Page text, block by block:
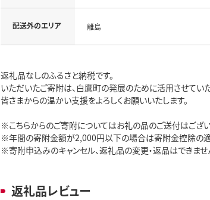
配送外のエリア 離島
返礼品なしのふるさと納税です。
いただいたご寄附は、白鷹町の発展のために活用させていた
皆さまからの温かい支援をよろしくお願いいたします。
※こちらからのご寄附についてはお礼の品のご送付はござい
※年間の寄附金額が2,000円以下の場合は寄附金控除の適
※寄附申込みのキャンセル、返礼品の変更・返品はできませ
返礼品レビュー